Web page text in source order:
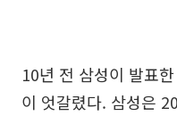
10년 전 삼성이 발표
이 엇갈렸다. 삼성은